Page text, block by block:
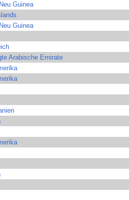
Guinea
Guinea
Arabische Emirate